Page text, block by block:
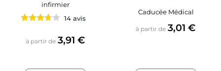
infirmier
14 avis
à partir de Prix
3,91 €
Caducée Médical
à partir de Prix
3,01 €